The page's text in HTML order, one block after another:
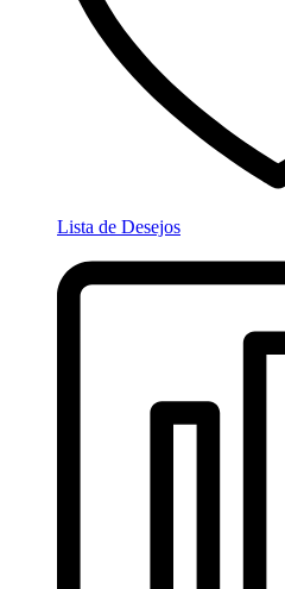
Lista de Desejos